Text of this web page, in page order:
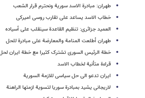
طهران: مبادرة الاسد سوریة ونحترم قرار الشعب
خطاب الاسد یساعد على تقارب روسی امیرکی
العمید جزائری: تنظیم القاعدة سینقلب على أسیاده
طهران أطلعت المنامة والمعارضة على مبادرة للحل
خطة الرئیس السوری تشترک کثیرا مع خطة ایران لحل
قراءة متأنیة لخطاب الاسد
ایران تدعو الی حل سیاسی للازمة السوریة
لاریجانی یشید بمبادرة سوریا لتسویة ازمتها الراهنة